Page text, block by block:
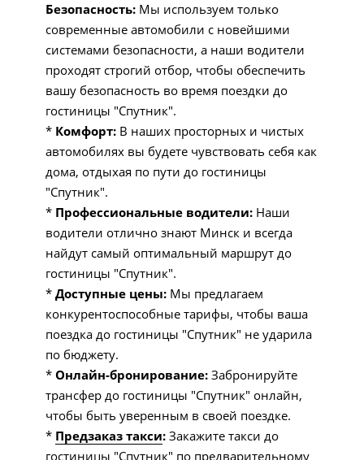
Безопасность: Мы используем только
современные автомобили с новейшими
системами безопасности, а наши водители
проходят строгий отбор, чтобы обеспечить
вашу безопасность во время поездки до
гостиницы "Спутник".
* Комфорт: В наших просторных и чистых
автомобилях вы будете чувствовать себя как
дома, отдыхая по пути до гостиницы
"Спутник".
* Профессиональные водители: Наши
водители отлично знают Минск и всегда
найдут самый оптимальный маршрут до
гостиницы "Спутник".
* Доступные цены: Мы предлагаем
конкурентоспособные тарифы, чтобы ваша
поездка до гостиницы "Спутник" не ударила
по бюджету.
* Онлайн-бронирование: Забронируйте
трансфер до гостиницы "Спутник" онлайн,
чтобы быть уверенным в своей поездке.
* Предзаказ такси: Закажите такси до
гостиницы "Спутник" по предварительному